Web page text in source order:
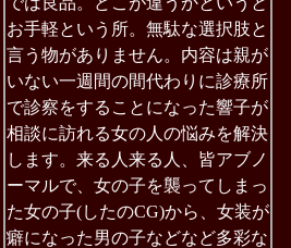
お手軽という所。無駄な選択肢と
言う物がありません。内容は親が
いない一週間の間代わりに診療所
で診察をすることになった響子が
相談に訪れる女の人の悩みを解決
します。来る人来る人、皆アブノ
ーマルで、女の子を襲ってしまっ
た女の子(したのCG)から、女装が
癖になった男の子などなど多彩な